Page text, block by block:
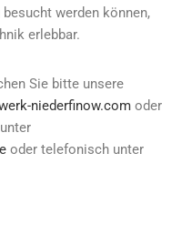
werden können,
erlebbar.
Sie bitte unsere
niederfinow.com oder
oder telefonisch unter